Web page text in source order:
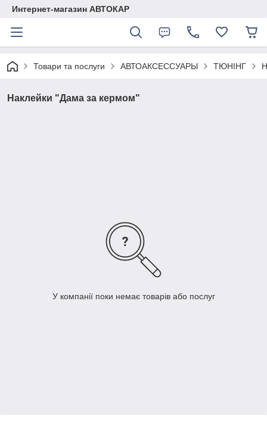
Интернет-магазин АВТОКАР
Товари та послуги АВТОАКСЕССУАРЫ ТЮНІНГ
Наклейки "Дама за кермом"
У компанії поки немає товарів або послуг